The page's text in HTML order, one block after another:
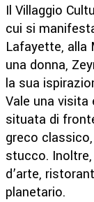
Il Villaggio
cui si
Lafayette, alla
una donna,
la sua
Vale una visita
situata di
greco
stucco.
d’arte,
planetario.